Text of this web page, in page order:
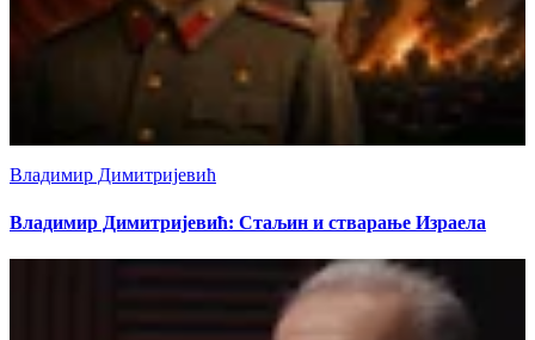
Владимир Димитријевић
Владимир Димитријевић: Стаљин и стварање Израела